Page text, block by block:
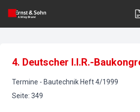
4. Deutscher I.I.R.-
Termine - Bautechnik Heft4/1999
Seite: 349